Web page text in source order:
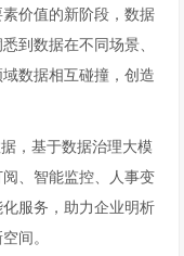
价值的新阶段，数据
到数据在不同场景、
数据相互碰撞，创造
，基于数据治理大模
、智能监控、人事变
服务，助力企业明析
间。